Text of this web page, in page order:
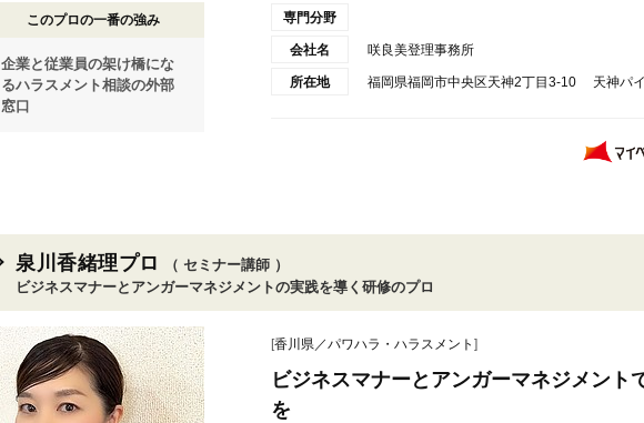
このプロの一番の強み
企業と従業員の架け橋にな
るハラスメント相談の外部
窓口
専門分野
会社名 咲良美登理事務所
所在地 福岡県福岡市中央区天神2丁目3-10 天神パ
泉川香緒理プロ
（ セミナー講師 ）
ビジネスマナーとアンガーマネジメントの実践を導く研修のプロ
[香川県／パワハラ・ハラスメント ]
ビジネスマナーとアンガーマネジメント
を